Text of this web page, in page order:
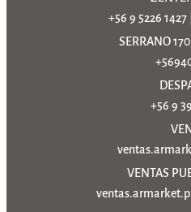
+56 9 5226 1427|
SERRANO
+56 9
VENTAS